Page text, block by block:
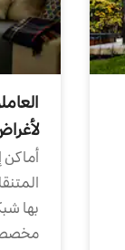
بها